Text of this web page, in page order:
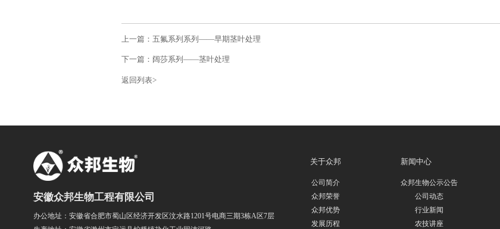
上一篇：五氟系列系列——早期茎叶处理
下一篇：阔莎系列——茎叶处理
返回列表>
安徽众邦生物工程有限公司
办公地址：安徽省合肥市蜀山区经济开发区汶水路1201号电商三期3栋A区7层
关于众邦
公司简介
众邦荣誉
众邦优势
发展历程
新闻中心
众邦生物公示公告
公司动态
行业新闻
农技讲座